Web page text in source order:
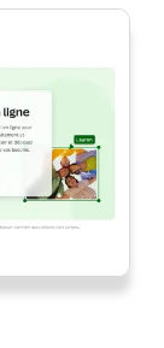
traitement par
lots